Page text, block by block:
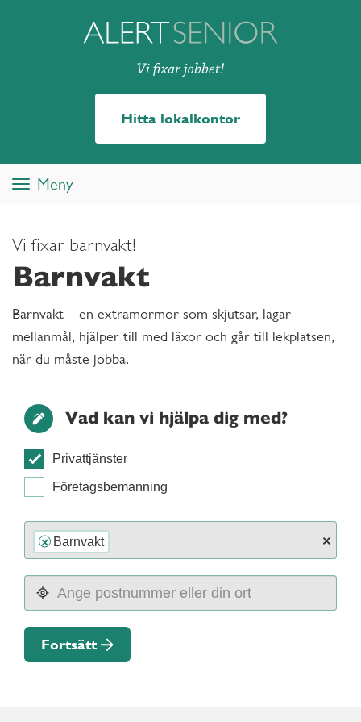
Hitta lokalkontor
ToggleMeny
Vi fixar barnvakt!
Barnvakt
Barnvakt – en extramormor som skjutsar, lagar
mellanmål, hjälper till med läxor och går till lekplatsen,
när du måste jobba.
Vad kan vi hjälpa dig med?
Privattjänster
Företagsbemanning
×
× Barnvakt
Fortsätt